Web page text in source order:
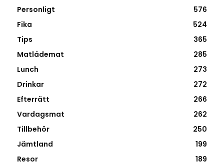
Personligt
576
Fika
524
Tips
365
Matlådemat
285
Lunch
273
Drinkar
272
Efterrätt
266
Vardagsmat
262
Tillbehör
250
Jämtland
199
Resor
189